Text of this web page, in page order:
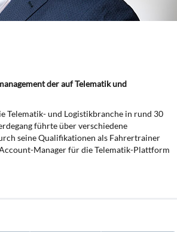
der auf Telematik und
Telematik- und Logistikbranche in rund 30
führte über verschiedene
seine Qualifikationen als Fahrertrainer
Manager für die Telematik-Plattform